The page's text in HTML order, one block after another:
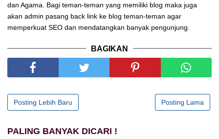
dan Agama. Bagi teman-teman yang memiliki blog maka juga
akan admin pasang back link ke blog teman-teman agar
memperkuat SEO dan mendatangkan banyak pengunjung.
BAGIKAN
Posting Lebih Baru Posting Lama
PALING BANYAK DICARI !